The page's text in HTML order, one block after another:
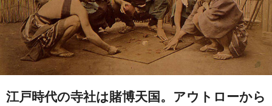
江戸時代の寺社は賭博天国。アウトローから